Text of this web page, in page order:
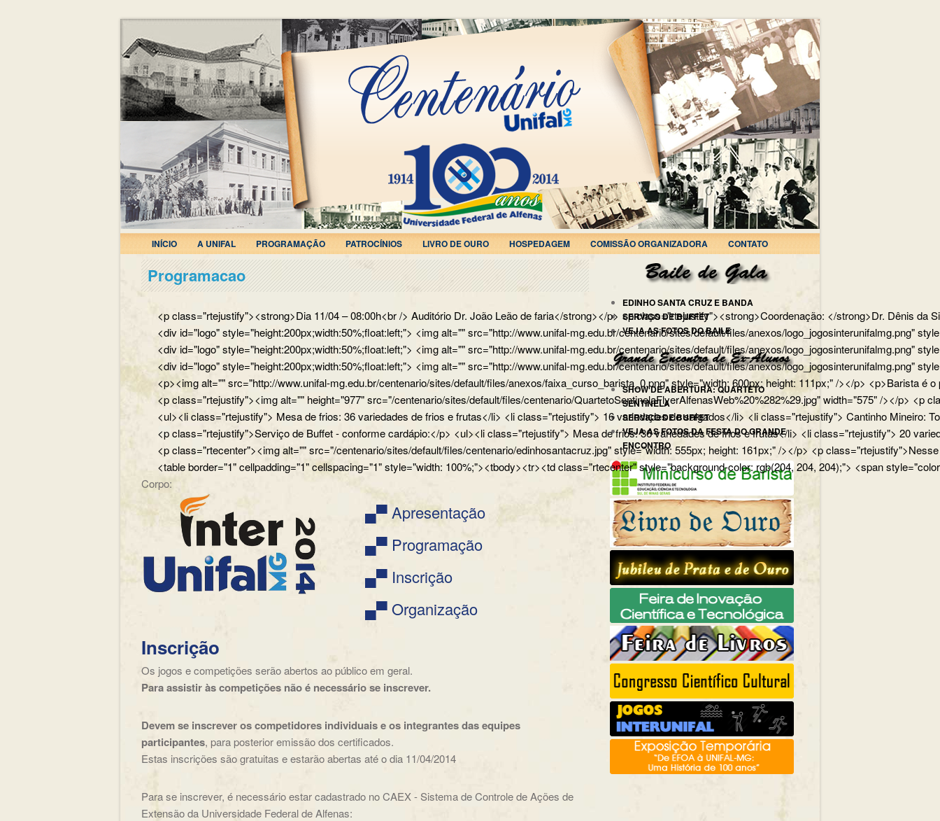
INÍCIO A UNIFAL PROGRAMAÇÃO PATROCÍNIOS LIVRO DE OURO HOSPEDAGEM COMISSÃO ORGANIZADORA CONTATO
Programacao
<p class="rtejustify"><strong>Dia 11/04 – 08:00h<br /> Auditório Dr. João Leão de faria</strong></p> <p class="rtejustify"><strong>Coordenação: </strong>Dr. Dênis
<div id="logo" style="height:200px;width:50%;float:left;"> <img alt="" src="http://www.unifal-mg.edu.br/centenario/sites/default/files/anexos/
<div id="logo" style="height:200px;width:50%;float:left;"> <img alt="" src="http://www.unifal-mg.edu.br/centenario/sites/default/files/anexos/
<div id="logo" style="height:200px;width:50%;float:left;"> <img alt="" src="http://www.unifal-mg.edu.br/centenario/sites/default/files/anexos/
<p><img alt="" src="http://www.unifal-mg.edu.br/centenario/sites/default/files/anexos/faixa_curso_barista_0.png" style="width: 600px; height: 111px;" /></p>
<p class="rtejustify"><img alt="" height="977" src="/centenario/sites/default/files/centenario/QuartetoSentinelaFlyerAlfenasWeb%20%282%29.jpg" width="575" /></p>
<ul><li class="rtejustify"> Mesa de frios: 36 variedades de frios e frutas</li> <li class="rtejustify"> 16 variedades de salgados</li> <li class="rtejustify"> Cantinho
<p class="rtejustify">Serviço de Buffet - conforme cardápio:</p> <ul><li class="rtejustify"> Mesa de frios: 36 variedades de frios e frutas</li> <li class="rtejustify"> 20
<p class="rtecenter"><img alt="" src="/centenario/sites/default/files/centenario/edinhosantacruz.jpg" style="width: 555px; height: 161px;" /></p> <p
<table border="1" cellpadding="1" cellspacing="1" style="width: 100%;"><tbody><tr><td class="rtecenter" style="background-color: rgb(204, 204, 204);"> <span
Corpo:
▄▀ Apresentação
▄▀ Programação
▄▀ Inscrição
▄▀ Organização
Inscrição
Os jogos e competições serão abertos ao público em geral.
Para assistir às competições não é necessário se inscrever.
Devem se inscrever os competidores individuais e os integrantes das equipes
participantes, para posterior emissão dos certificados.
Estas inscrições são gratuitas e estarão abertas até o dia 11/04/2014
Para se inscrever, é necessário estar cadastrado no CAEX - Sistema de Controle de Ações de
Extensão da Universidade Federal de Alfenas:
EDINHO SANTA CRUZ E BANDA
SERVIÇO DE BUFFET
VEJA AS FOTOS DO BAILE
SHOW DE ABERTURA: QUARTETO
SENTINELA
SERVIÇO DE BUFFET
VEJA AS FOTOS DA FESTA DO GRANDE
ENCONTRO